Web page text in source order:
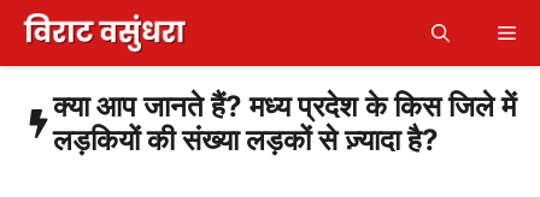
Skip
content
क्या आप जानते हैं? मध्य प्रदेश के किस जिले में
लड़कियों की संख्या लड़कों से ज़्यादा है?